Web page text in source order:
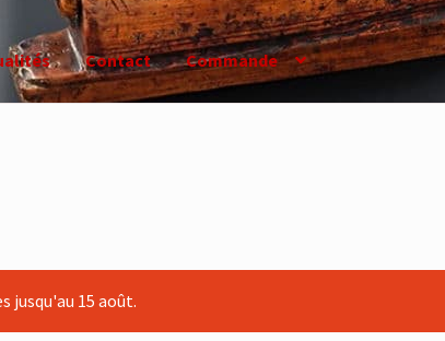
Contact Commande
jusqu'au 15 août.